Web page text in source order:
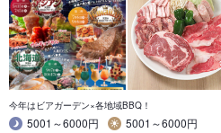
今年はビアガーデン×各地域BBQ！
5001～6000円
5001～6000円